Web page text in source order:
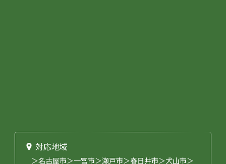
対応地域
＞名古屋市＞一宮市＞瀬戸市＞春日井市＞犬山市＞